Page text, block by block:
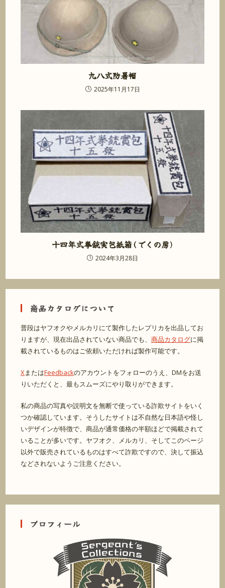
九八式防暑帽
2025年11月17日
十四年式拳銃実包紙箱(でくの房)
2024年3月28日
商品カタログについて
普段はヤフオクやメルカリにて製作したレプリカを出品してお
りますが、現在出品されていない商品でも、商品カタログに掲
載されているものはご依頼いただければ製作可能です。
XまたはFeedbackのアカウントをフォローのうえ、DMをお送
りいただくと、最もスムーズにやり取りができます。
私の商品の写真や説明文を無断で使っている詐欺サイトをいく
つか確認しています。そうしたサイトは不自然な日本語や怪し
いデザインが特徴で、商品が通常価格の半額ほどで掲載されて
いることが多いです。ヤフオク、メルカリ、そしてこのページ
以外で販売されているものはすべて詐欺ですので、決して振込
などされないようご注意ください。
プロフィール